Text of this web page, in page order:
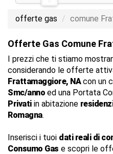
offerte gas comune
Offerte Gas Comune
I prezzi che ti stiamo
considerando le offerte
Frattamaggiore, NAcon un
Smc/anno ed una Portata
Privatiin abitazione
Romagna.
Inserisci i tuoi dati reali di
Consumo Gas e scopri le